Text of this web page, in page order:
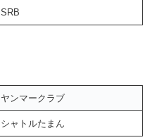
SRB
ヤンマークラブ
シャトルたまん